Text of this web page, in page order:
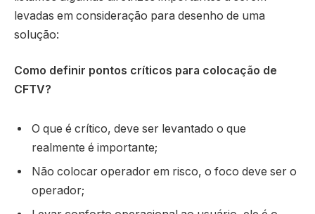
levadas em consideração para desenho de uma
solução:
Como definir pontos críticos para colocação de
CFTV?
O que é crítico, deve ser levantado o que
realmente é importante;
Não colocar operador em risco, o foco deve ser o
operador;